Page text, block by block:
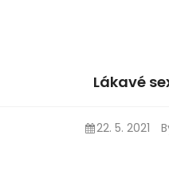
Lákavé
22. 5. 2021